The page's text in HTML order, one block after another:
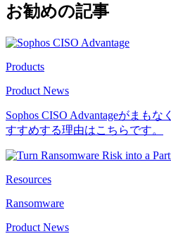
お勧めの記事
Products
Product News
Sophos CISO Advantageがまも
すすめする理由はこちらです。
Resources
Ransomware
Product News